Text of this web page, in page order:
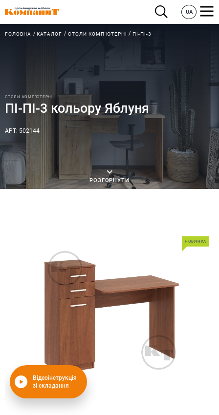
UA
ГОЛОВНА КАТАЛОГ СТОЛИ КОМП'ЮТЕРНІ ПІ-ПІ-3
СТОЛИ КОМП'ЮТЕРНІ
ПІ-ПІ-3 кольору Яблуня
АРТ: 502144
РОЗГОРНУТИ
Відеоінструкція
зі складання
НОВИНКА